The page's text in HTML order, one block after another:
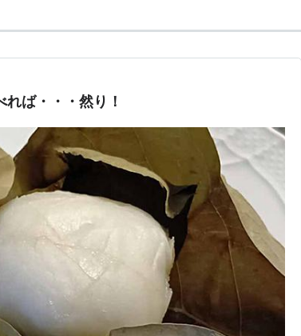
引き立てている。
浦新(俳優)とNHKの伊東敏恵アナウンサーが司会
浦新(俳優)とNHKの高橋美鈴アナウンサーが司会
の高橋美鈴アナウンサーが司会を務めている。
ば・・・然り！